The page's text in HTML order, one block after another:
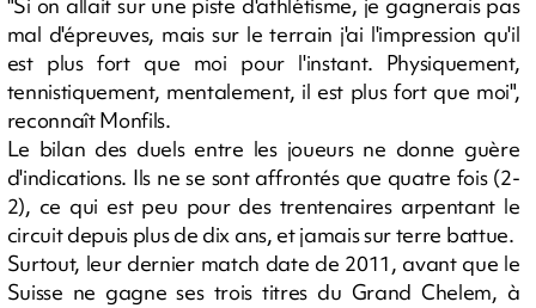
mal d'épreuves, mais sur le terrain j'ai l'impression qu'il
est plus fort que moi pour l'instant. Physiquement,
tennistiquement, mentalement, il est plus fort que moi",
reconnaît Monfils.
Le bilan des duels entre les joueurs ne donne guère
d'indications. Ils ne se sont affrontés que quatre fois (2-
2), ce qui est peu pour des trentenaires arpentant le
circuit depuis plus de dix ans, et jamais sur terre battue.
Surtout, leur dernier match date de 2011, avant que le
Suisse ne gagne ses trois titres du Grand Chelem, à